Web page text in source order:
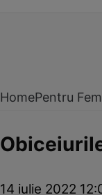
HomePentru
14 iulie 2022